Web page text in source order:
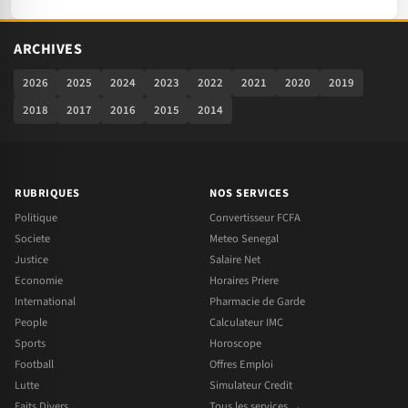
ARCHIVES
2026 2025 2024 2023 2022 2021 2020
2019
2018
2017 2016 2015 2014
RUBRIQUES
Politique
Societe
Justice
Economie
International
People
Sports
Football
Lutte
NOS SERVICES
Convertisseur FCFA
Meteo Senegal
Salaire Net
Horaires Priere
Pharmacie de Garde
Calculateur IMC
Horoscope
Offres Emploi
Simulateur Credit